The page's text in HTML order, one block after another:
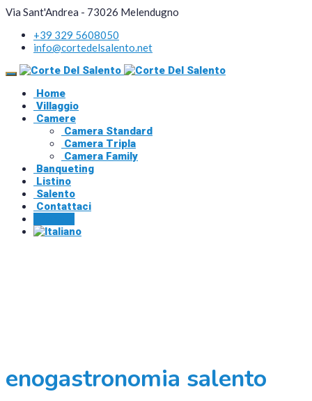
Via Sant'Andrea - 73026 Melendugno
+39 329 5608050
info@cortedelsalento.net
Home
Villaggio
Camere
Camera Standard
Camera Tripla
Camera Family
Banqueting
Listino
Salento
Contattaci
enogastronomia salento